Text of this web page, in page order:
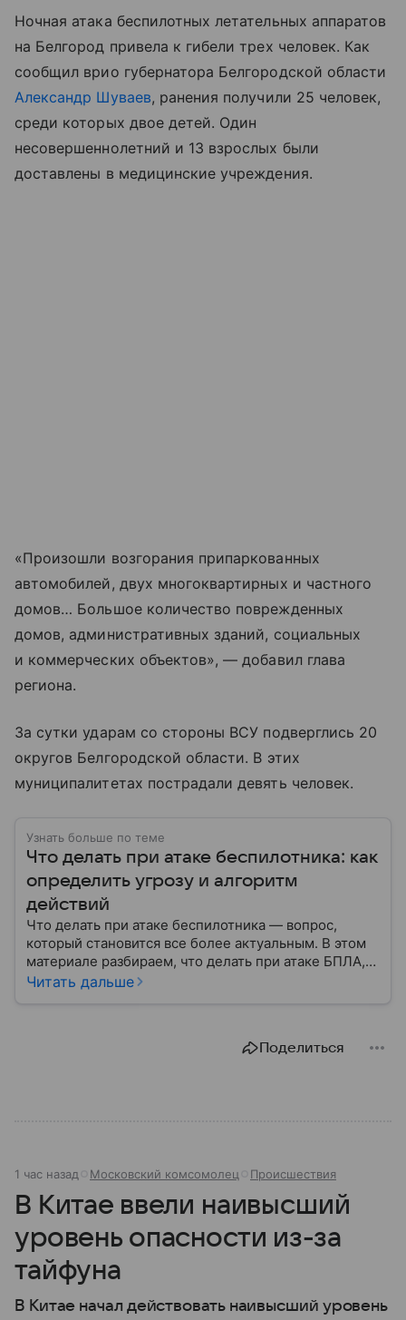
Ночная атака беспилотных летательных аппаратов
на Белгород привела к гибели трех человек. Как
сообщил врио губернатора Белгородской области
Александр Шуваев, ранения получили 25 человек,
среди которых двое детей. Один
несовершеннолетний и 13 взрослых были
доставлены в медицинские учреждения.
«Произошли возгорания припаркованных
автомобилей, двух многоквартирных и частного
домов… Большое количество поврежденных
домов, административных зданий, социальных
и коммерческих объектов», — добавил глава
региона.
За сутки ударам со стороны ВСУ подверглись 20
округов Белгородской области. В этих
муниципалитетах пострадали девять человек.
Узнать больше по теме
Что делать при атаке беспилотника: как
определить угрозу и алгоритм
действий
Что делать при атаке беспилотника — вопрос,
который становится все более актуальным. В этом
материале разбираем, что делать при атаке БПЛА,
как распознать угрозу, какие действия предпринять
Читать дальше
Поделиться
1 час назад Московский комсомолец Происшествия
В Китае ввели наивысший
уровень опасности из-за
тайфуна
В Китае начал действовать наивысший уровень